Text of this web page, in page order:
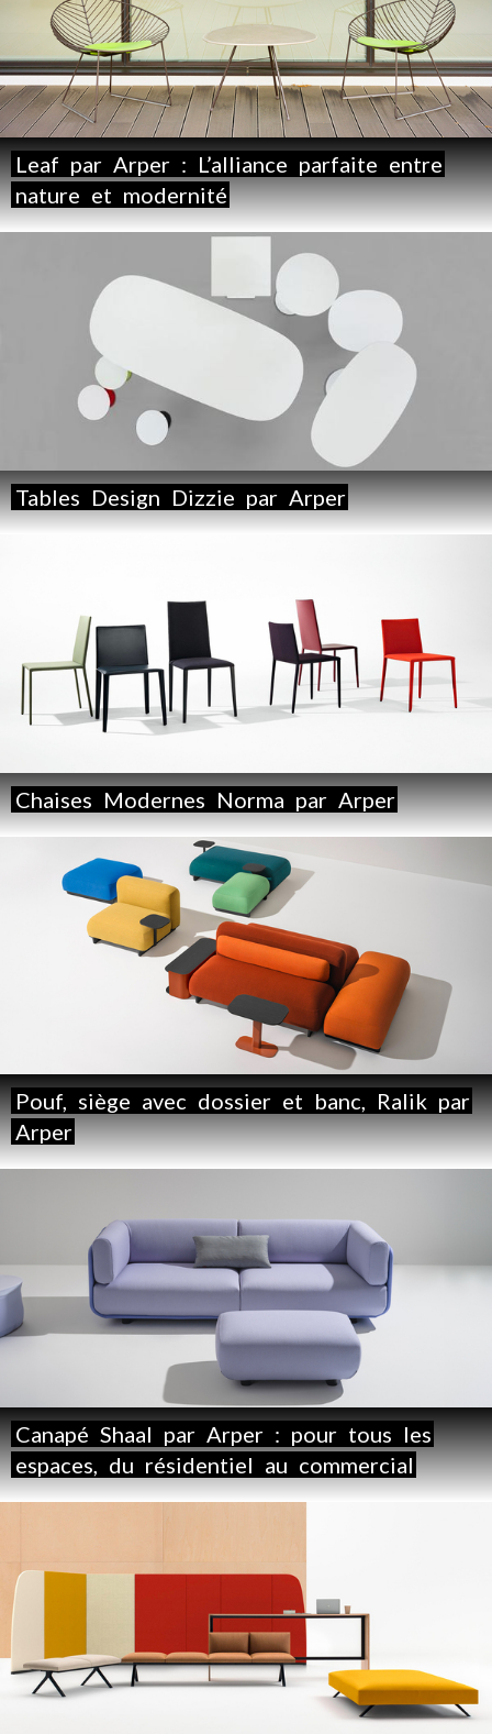
Leaf par Arper : L’alliance parfaite entre
nature et modernité
Tables Design Dizzie par Arper
Chaises Modernes Norma par Arper
Pouf, siège avec dossier et banc, Ralik par
Arper
Canapé Shaal par Arper : pour tous les
espaces,
du résidentiel au commercial